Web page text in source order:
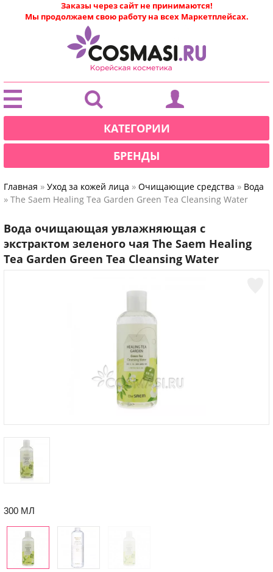
|
Заказы через сайт не принимаются!
Мы продолжаем свою работу на всех Маркетплейсах.
КАТЕГОРИИ
БРЕНДЫ
Главная » Уход за кожей лица » Очищающие средства » Вода
» The Saem Healing Tea Garden Green Tea Cleansing Water
Вода очищающая увлажняющая с
экстрактом зеленого чая The Saem Healing
Tea Garden Green Tea Cleansing Water
300 МЛ